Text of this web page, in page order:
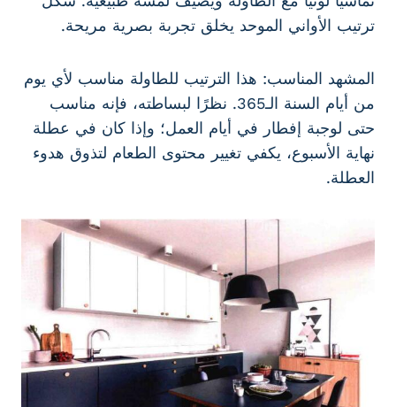
ترتيب الأواني الموحد يخلق تجربة بصرية مريحة.
المشهد المناسب: هذا الترتيب للطاولة مناسب لأي يوم
من أيام السنة الـ365. نظرًا لبساطته، فإنه مناسب
حتى لوجبة إفطار في أيام العمل؛ وإذا كان في عطلة
نهاية الأسبوع، يكفي تغيير محتوى الطعام لتذوق هدوء
العطلة.